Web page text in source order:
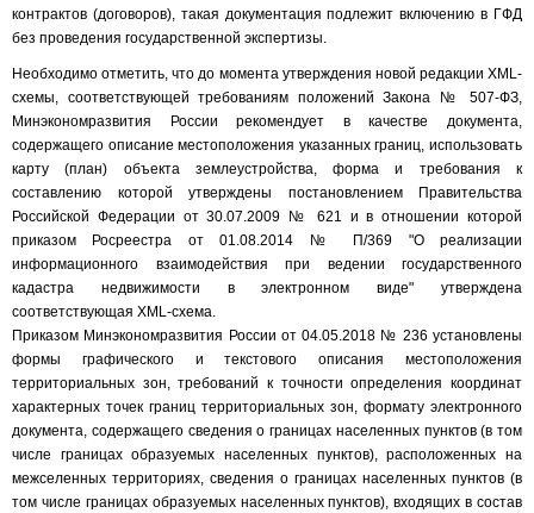
контрактов (договоров), такая документация подлежит включению в ГФД
без проведения государственной экспертизы.
Необходимо отметить, что до момента утверждения новой редакции XML-
схемы, соответствующей требованиям положений Закона № 507-ФЗ,
Минэкономразвития России рекомендует в качестве документа,
содержащего описание местоположения указанных границ, использовать
карту (план) объекта землеустройства, форма и требования к
составлению которой утверждены постановлением Правительства
Российской Федерации от 30.07.2009 № 621 и в отношении которой
приказом Росреестра от 01.08.2014 № П/369 "О реализации
информационного взаимодействия при ведении государственного
кадастра недвижимости в электронном виде" утверждена
соответствующая XML-схема.
Приказом Минэкономразвития России от 04.05.2018 № 236 установлены
формы графического и текстового описания местоположения
территориальных зон, требований к точности определения координат
характерных точек границ территориальных зон, формату электронного
документа, содержащего сведения о границах населенных пунктов (в том
числе границах образуемых населенных пунктов), расположенных на
межселенных территориях, сведения о границах населенных пунктов (в
том числе границах образуемых населенных пунктов), входящих в состав